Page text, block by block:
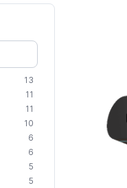
13
11
11
10
6
6
5
5